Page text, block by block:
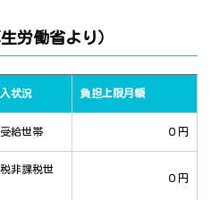
労働省より）
状況 負担上限月額
給世帯 ０円
非課税世
０円